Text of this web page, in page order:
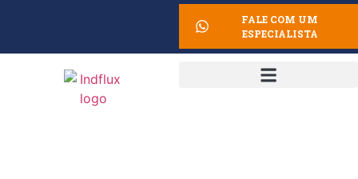
FALE COM UM
ESPECIALISTA